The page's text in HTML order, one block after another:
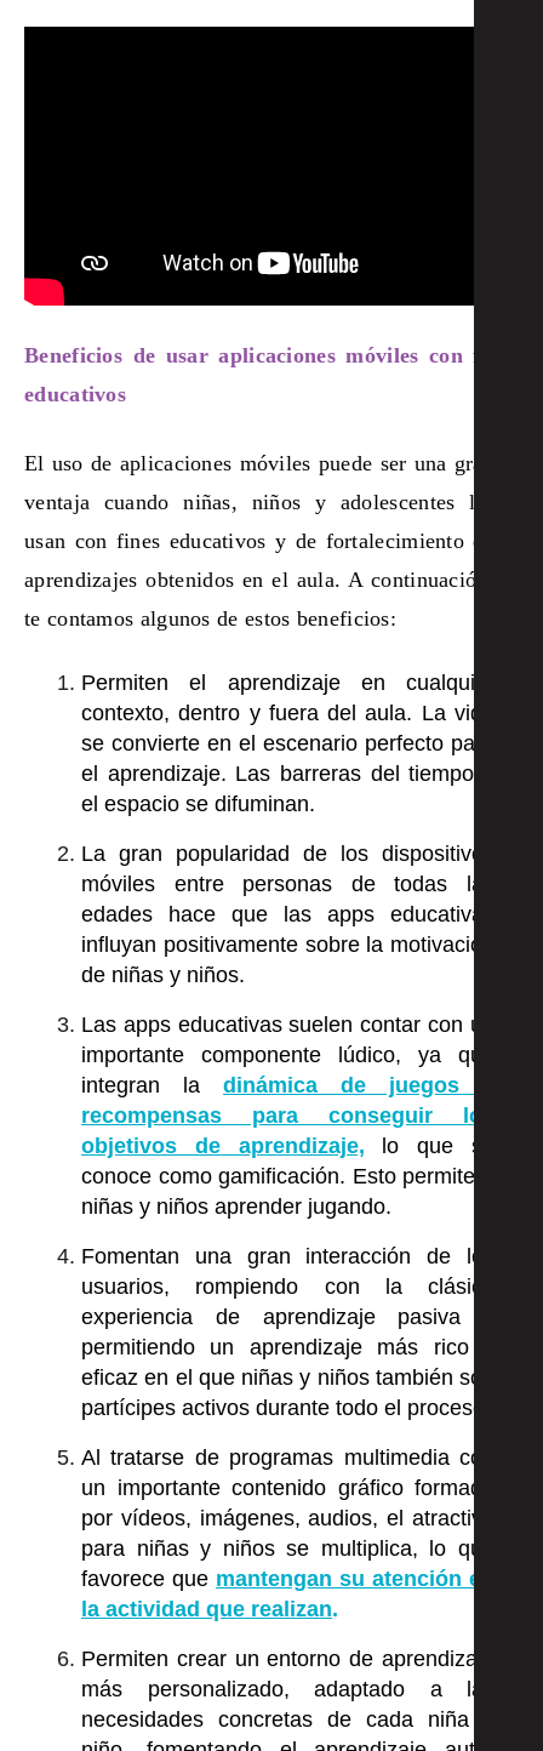
Beneficios de usar aplicaciones móviles con fines
educativos
El uso de aplicaciones móviles puede ser una gran
ventaja cuando niñas, niños y adolescentes las
usan con fines educativos y de fortalecimiento de
aprendizajes obtenidos en el aula. A continuación,
te contamos algunos de estos beneficios:
Permiten el aprendizaje en cualquier
contexto, dentro y fuera del aula. La vida
se convierte en el escenario perfecto para
el aprendizaje. Las barreras del tiempo y
el espacio se difuminan.
La gran popularidad de los dispositivos
móviles entre personas de todas las
edades hace que las apps educativas
influyan positivamente sobre la motivación
de niñas y niños.
Las apps educativas suelen contar con un
importante componente lúdico, ya que
integran la dinámica de juegos y
recompensas para conseguir los
objetivos de aprendizaje, lo que se
conoce como gamificación. Esto permite a
niñas y niños aprender jugando.
Fomentan una gran interacción de los
usuarios, rompiendo con la clásica
experiencia de aprendizaje pasiva y
permitiendo un aprendizaje más rico y
eficaz en el que niñas y niños también son
partícipes activos durante todo el proceso.
Al tratarse de programas multimedia con
un importante contenido gráfico formado
por vídeos, imágenes, audios, el atractivo
para niñas y niños se multiplica, lo que
favorece que mantengan su atención en
la actividad que realizan.
Permiten crear un entorno de aprendizaje
más personalizado, adaptado a las
necesidades concretas de cada niña y